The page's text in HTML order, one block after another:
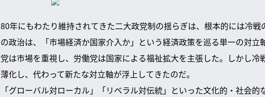
80年にもわたり維持されてきた二大政党制の揺らぎは、根本的には冷
の政治は、「市場経済か国家介入か」という経済政策を巡る単一の対
党は市場を重視し、労働党は国家による福祉拡大を主張した。しかし
薄化し、代わって新たな対立軸が浮上してきたのだ。
「グローバル対ローカル」「リベラル対伝統」といった文化的・社会